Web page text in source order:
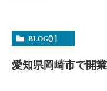
BLOG01
愛知県岡崎市で開